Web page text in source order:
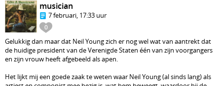
0
musician
7 februari, 17:33 uur
Gelukkig dan maar dat Neil Young zich er nog wel wat van aantrekt dat
de huidige president van de Verenigde Staten één van zijn voorgangers
en zijn vrouw heeft afgebeeld als apen.
Het lijkt mij een goede zaak te weten waar Neil Young (al sinds lang) als